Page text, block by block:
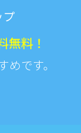
プ
無料！
めです。